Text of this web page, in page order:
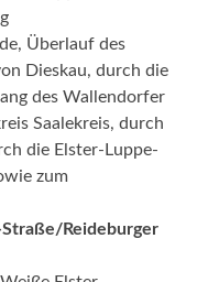
Überlauf des
Dieskau, durch die
des Wallendorfer
Saalekreis, durch
die Elster-Luppe-
zum
Reideburger